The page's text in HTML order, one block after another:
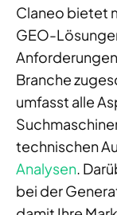
Claneo bietet
GEO-
Branche
umfasst alle
technischen
Analysen.
bei der